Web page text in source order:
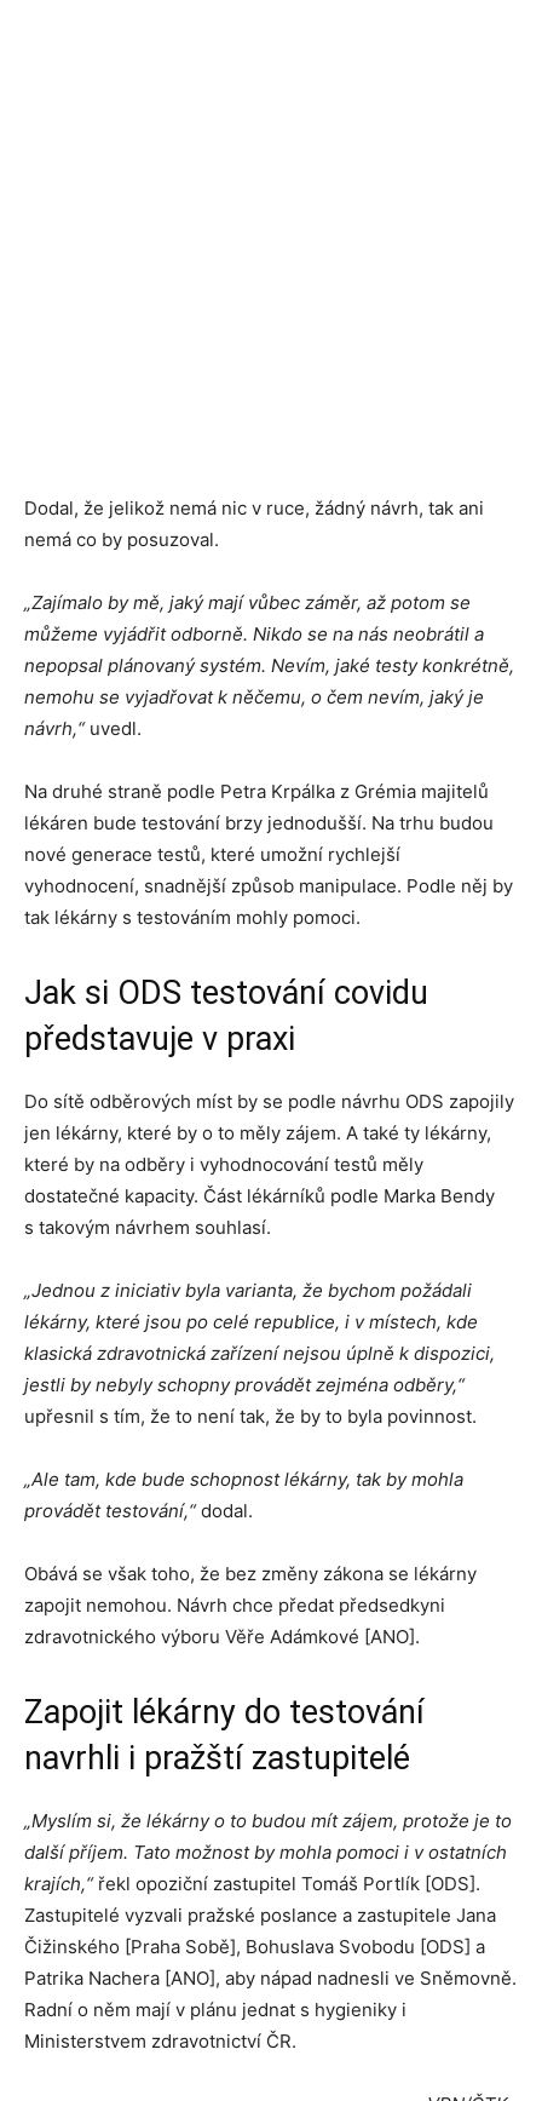
Dodal, že jelikož nemá nic v ruce, žádný návrh, tak ani
nemá co by posuzoval.
„Zajímalo by mě, jaký mají vůbec záměr, až potom se
můžeme vyjádřit odborně. Nikdo se na nás neobrátil a
nepopsal plánovaný systém. Nevím, jaké testy konkrétně,
nemohu se vyjadřovat k něčemu, o čem nevím, jaký je
návrh,“uvedl.
Na druhé straně podle Petra Krpálka z Grémia majitelů
lékáren bude testování brzy jednodušší. Na trhu budou
nové generace testů, které umožní rychlejší
vyhodnocení, snadnější způsob manipulace. Podle něj by
tak lékárny s testováním mohly pomoci.
Jak si ODS testování covidu
představuje v praxi
Do sítě odběrových míst by se podle návrhu ODS zapojily
jen lékárny, které by o to měly zájem. A také ty lékárny,
které by na odběry i vyhodnocování testů měly
dostatečné kapacity. Část lékárníků podle Marka Bendy
s takovým návrhem souhlasí.
„Jednou z iniciativ byla varianta, že bychom požádali
lékárny, které jsou po celé republice, i v místech, kde
klasická zdravotnická zařízení nejsou úplně k dispozici,
jestli by nebyly schopny provádět zejména odběry,“
upřesnil s tím, že to není tak, že by to byla povinnost.
„Ale tam, kde bude schopnost lékárny, tak by mohla
provádět testování,“dodal.
Obává se však toho, že bez změny zákona se lékárny
zapojit nemohou. Návrh chce předat předsedkyni
zdravotnického výboru Věře Adámkové [ANO].
Zapojit lékárny do testování
navrhli i pražští zastupitelé
„Myslím si, že lékárny o to budou mít zájem, protože je to
další příjem. Tato možnost by mohla pomoci i v ostatních
krajích,“řekl opoziční zastupitel Tomáš Portlík [ODS].
Zastupitelé vyzvali pražské poslance a zastupitele Jana
Čižinského [Praha Sobě], Bohuslava Svobodu [ODS] a
Patrika Nachera [ANO], aby nápad nadnesli ve Sněmovně.
Radní o něm mají v plánu jednat s hygieniky i
Ministerstvem zdravotnictví ČR.